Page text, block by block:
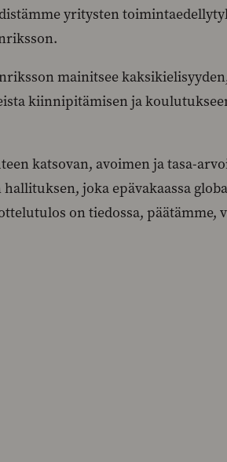
yritysten
mainitsee
kiinnipitämisen ja
katsovan, avoimen ja tasa-
joka epävakaassa
on tiedossa, päätämme,